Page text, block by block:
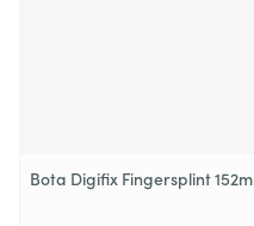
Bota Digifix Fingersplint